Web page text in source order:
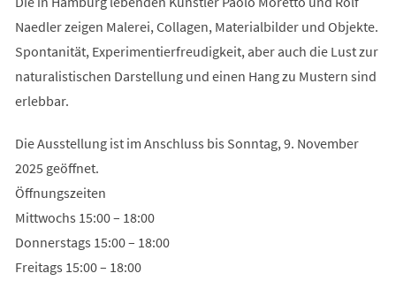
Naedler zeigen Malerei, Collagen, Materialbilder und Objekte.
Spontanität, Experimentierfreudigkeit, aber auch die Lust zur
naturalistischen Darstellung und einen Hang zu Mustern sind
erlebbar.
Die Ausstellung ist im Anschluss bis Sonntag, 9. November
2025 geöffnet.
Öffnungszeiten
Mittwochs 15:00 – 18:00
Donnerstags 15:00 – 18:00
Freitags 15:00 – 18:00